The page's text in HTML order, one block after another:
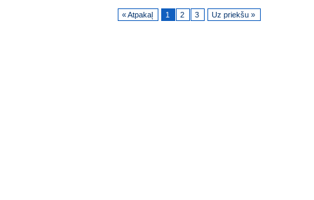
« Atpakaļ 1 2 3 Uz priekšu »